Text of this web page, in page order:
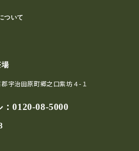
ついて
場
宇治田原町郷之口紫坊４-１
：0120-08-5000